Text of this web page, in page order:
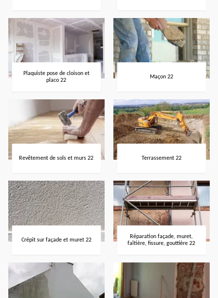
Plaquiste pose de cloison et
placo 22
Maçon 22
Revêtement de sols et murs 22 Terrassement 22
Crépit sur façade et muret 22
Réparation façade, muret,
faîtière, fissure, gouttière 22